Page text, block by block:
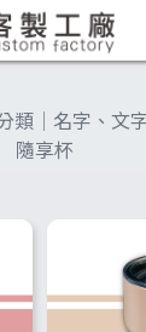
類│名字、文
隨享杯